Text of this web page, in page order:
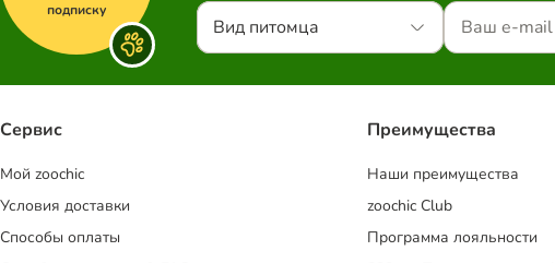
подписку
Вид питомца
Сервис
Mой zoochic
Условия доставки
Способы оплаты
Преимуществa
Наши преимущества
zoochic Club
Программа лояльности